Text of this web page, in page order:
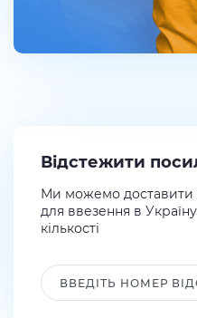
Відстежити
Ми можемо доставити
для ввезення в
кількості